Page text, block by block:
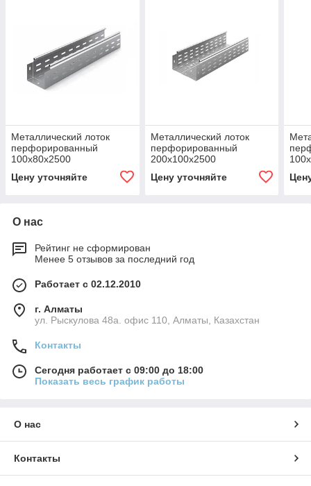
Металлический лоток
перфорированный
100х80х2500
Цену уточняйте
Металлический лоток
перфорированный
200х100х2500
Цену уточняйте
О нас
Рейтинг не сформирован
Менее 5 отзывов за последний год
Работает с 02.12.2010
г. Алматы
ул. Рыскулова 48а. офис 110, Алматы, Казахстан
Контакты
Сегодня работает с 09:00 до 18:00
Показать весь график работы
О нас
Контакты